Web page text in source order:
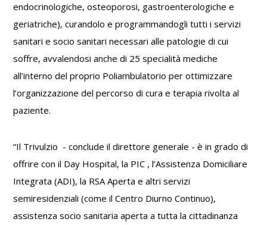
endocrinologiche, osteoporosi, gastroenterologiche e
geriatriche), curandolo e programmandogli tutti i servizi
sanitari e socio sanitari necessari alle patologie di cui
soffre, avvalendosi anche di 25 specialità mediche
all’interno del proprio Poliambulatorio per ottimizzare
l’organizzazione del percorso di cura e terapia rivolta al
paziente.
“Il Trivulzio - conclude il direttore generale - è in grado di
offrire con il Day Hospital, la PIC , l’Assistenza Domiciliare
Integrata (ADI), la RSA Aperta e altri servizi
semiresidenziali (come il Centro Diurno Continuo),
assistenza socio sanitaria aperta a tutta la cittadinanza